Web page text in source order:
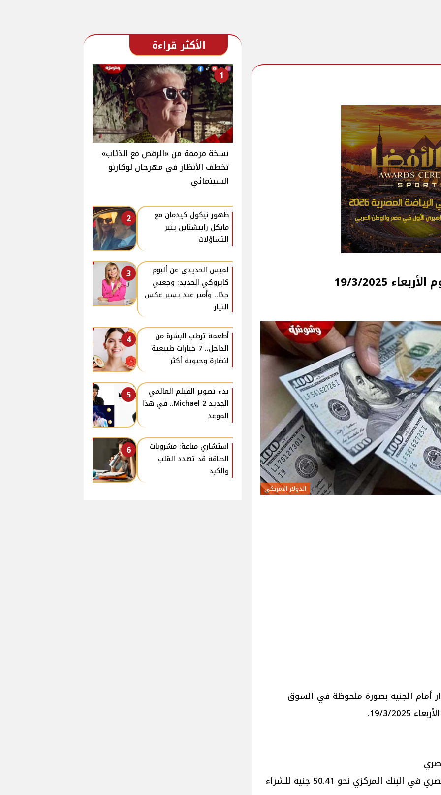
19/3/2025
الدولار الامريكي
أمام الجنيه بصورة ملحوظة في السوق
3/2025.
سجل سعر الدولار مقابل الجنيه المصري في البنك المركزي نحو 50.41 جنيه للشراء
الأكثر قراءة
1
نسخة مرممة من «الرقص مع الذئاب»
تخطف الأنظار في مهرجان لوكارنو
السينمائي
2
ظهور نيكول كيدمان مع
مايكل راينشتاين يثير
التساؤلات
3
لميس الحديدي عن ألبوم
كايروكي الجديد: وجعني
جدًا.. وأمير عيد يسير عكس
التيار
4
أطعمة ترطب البشرة من
الداخل.. 7 خيارات طبيعية
لنضارة وحيوية أكثر
5
بدء تصوير الفيلم العالمي
الجديد 2 Michael.. في هذا
الموعد
6
استشاري مناعة: مشروبات
الطاقة قد تهدد القلب
والكبد